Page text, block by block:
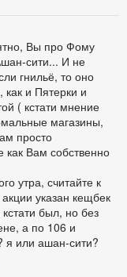
Вы про Фому
сити... И не
гнильё, то оно
и Пятерки и
( кстати мнение
магазины,
просто
как Вам собственно
утра, считайте к
указан кещбек
был, но без
а по 106 и
я или ашан-сити?